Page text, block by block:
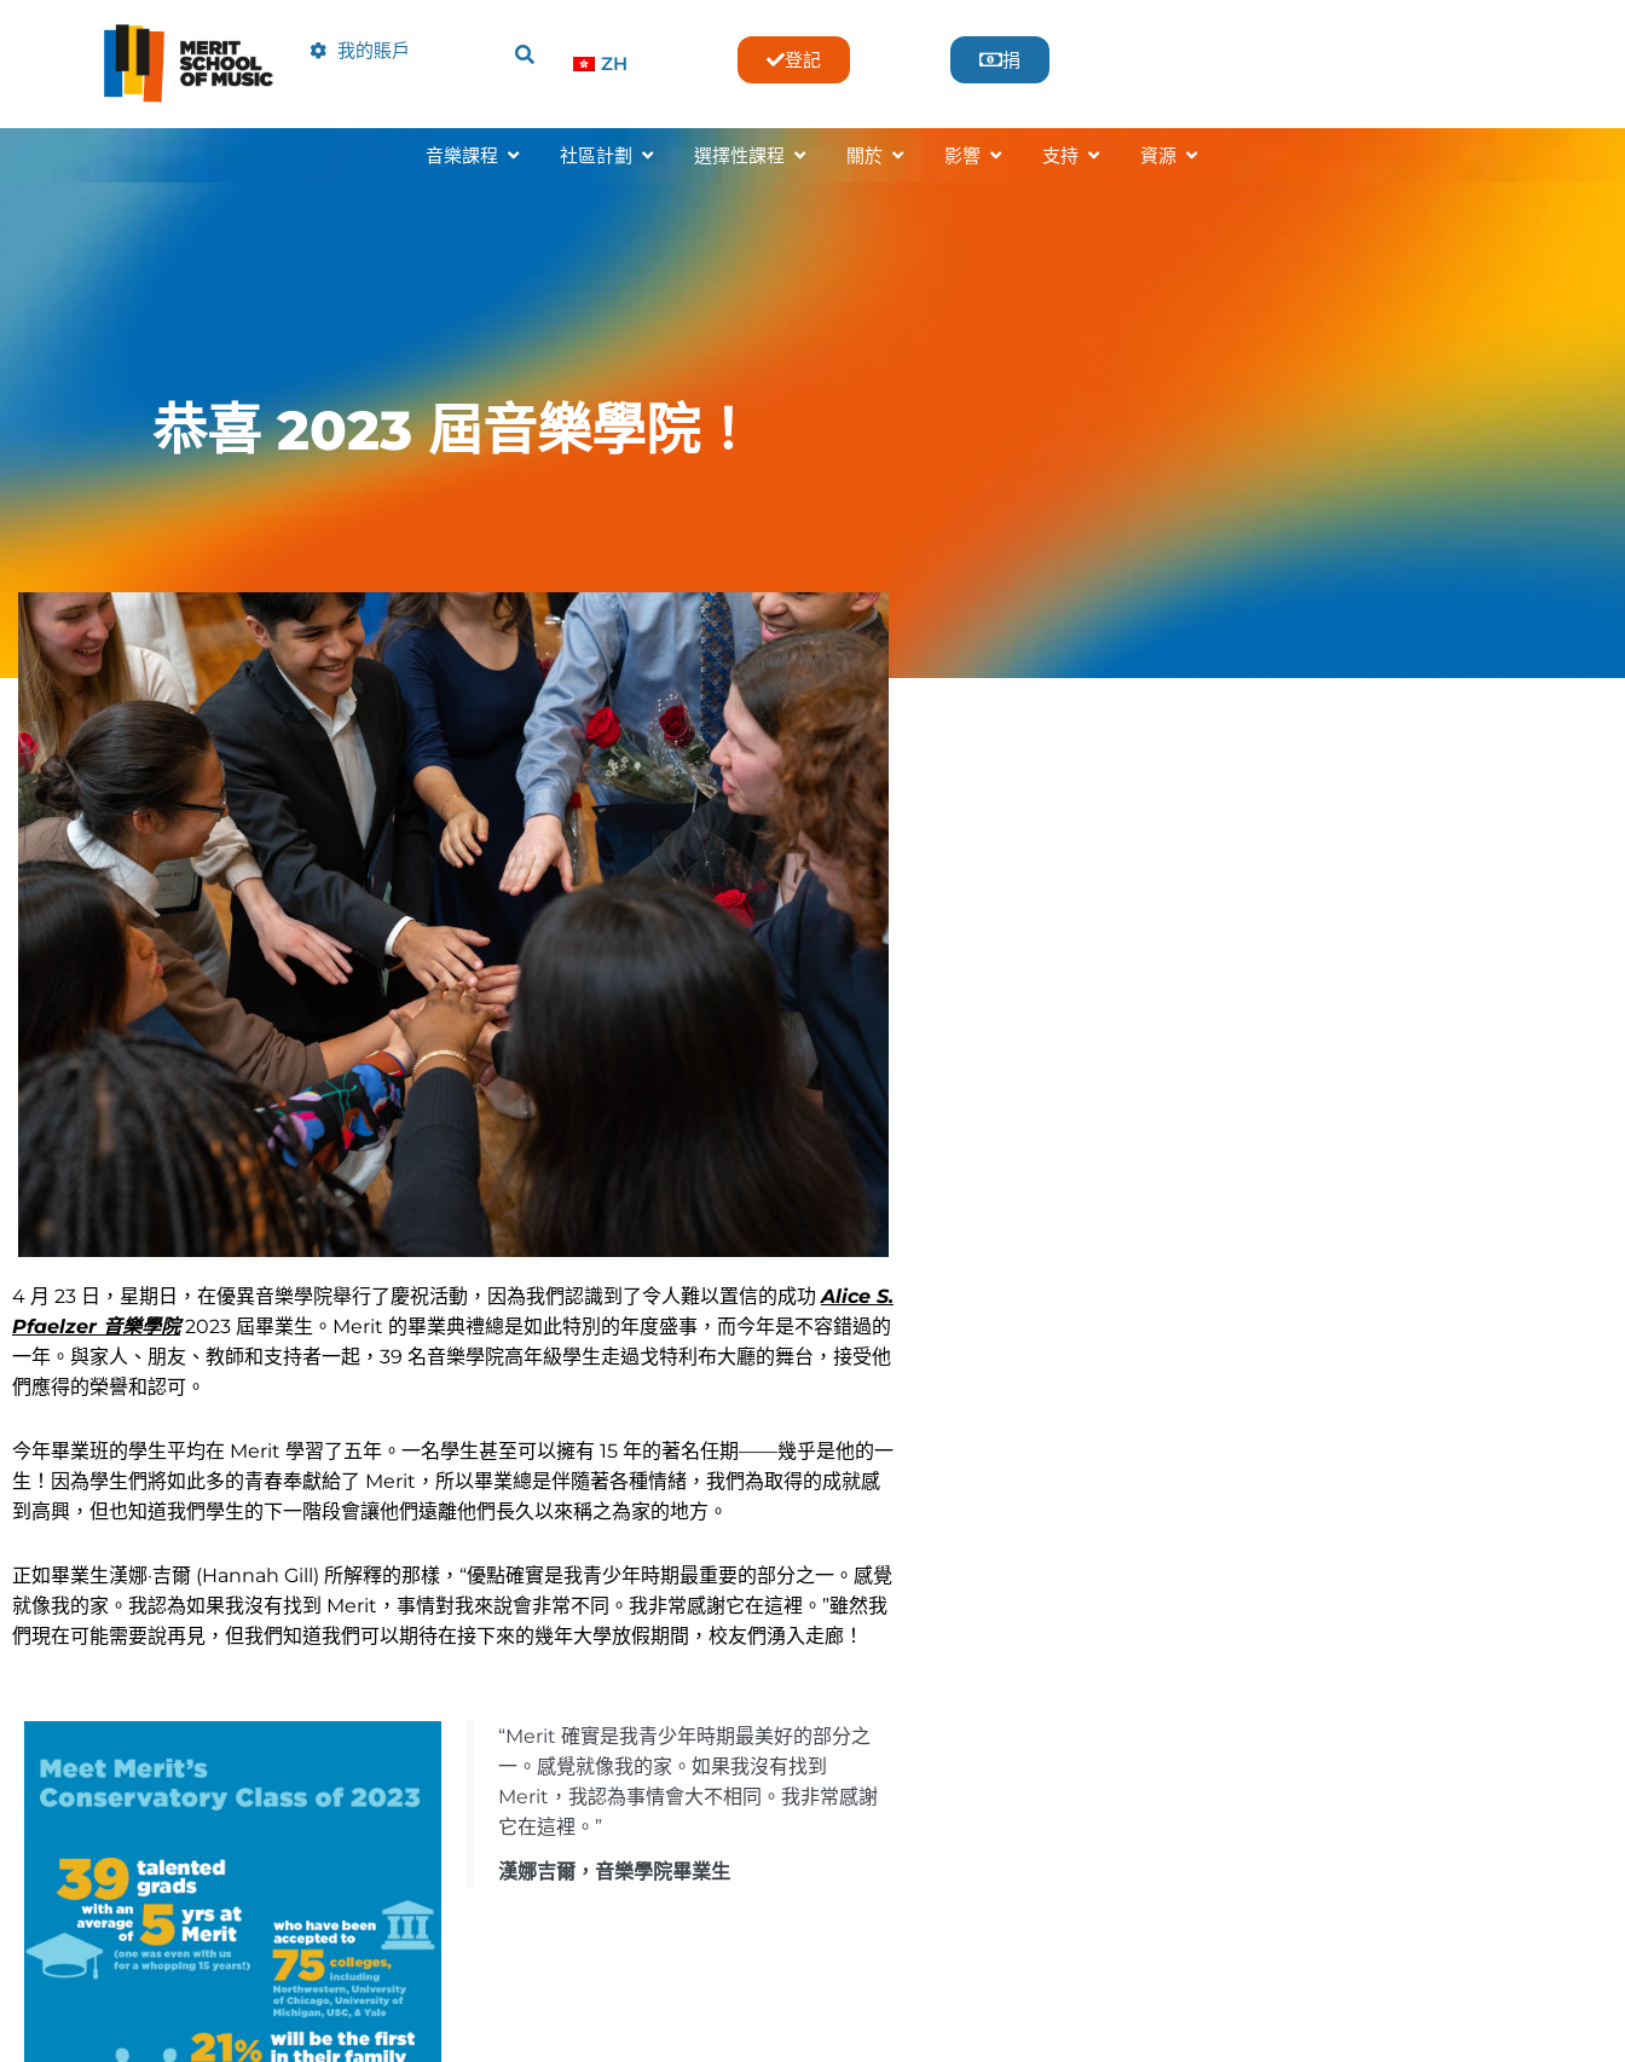
我的賬戶
ZH 登記 捐
音樂課程 開啟Music Classes & Lessons
社區計劃 開啟Community Programs
選擇性課程 開啟Selective Programs
關於 開啟About
影響 開啟Impact
支持 開啟Support
資源 開啟Resources
恭喜 2023 屆音樂學院！
4 月 23 日，星期日，在優異音樂學院舉行了慶祝活動，因為我們認識到了令人難以置信的成功Alice S.
Pfaelzer 音樂學院2023 屆畢業生。Merit 的畢業典禮總是如此特別的年度盛事，而今年是不容錯過的
一年。與家人、朋友、教師和支持者一起，39 名音樂學院高年級學生走過戈特利布大廳的舞台，接受他
們應得的榮譽和認可。
今年畢業班的學生平均在 Merit 學習了五年。一名學生甚至可以擁有 15 年的著名任期——幾乎是他的一
生！因為學生們將如此多的青春奉獻給了 Merit，所以畢業總是伴隨著各種情緒，我們為取得的成就感
到高興，但也知道我們學生的下一階段會讓他們遠離他們長久以來稱之為家的地方。
正如畢業生漢娜·吉爾 (Hannah Gill) 所解釋的那樣，“優點確實是我青少年時期最重要的部分之一。感覺
就像我的家。我認為如果我沒有找到 Merit，事情對我來說會非常不同。我非常感謝它在這裡。”雖然我
們現在可能需要說再見，但我們知道我們可以期待在接下來的幾年大學放假期間，校友們湧入走廊！
“Merit 確實是我青少年時期最美好的部分之
一。感覺就像我的家。如果我沒有找到
Merit，我認為事情會大不相同。我非常感謝
它在這裡。”
漢娜吉爾，音樂學院畢業生